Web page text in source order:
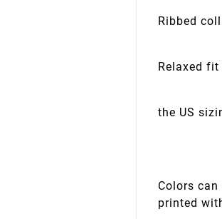
Ribbed
Relaxed fit
the US
Colors
printed